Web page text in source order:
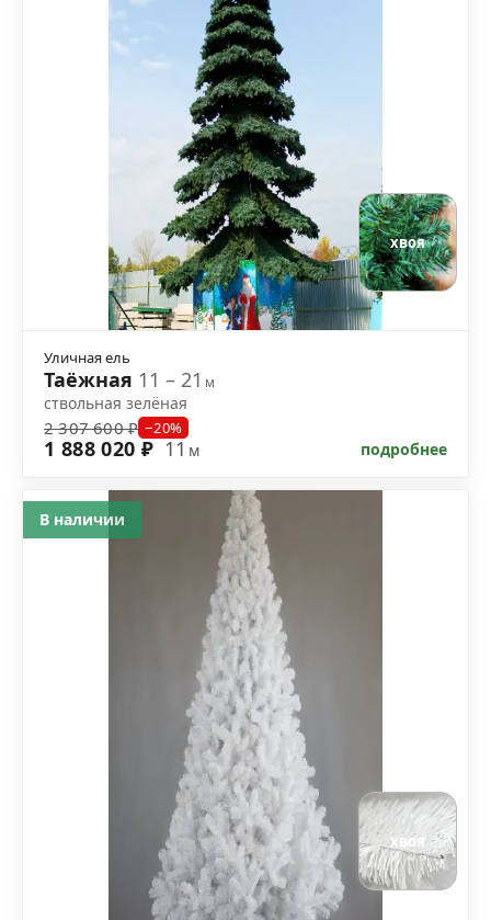
хвоя
Уличная ель
Таёжная 11 – 21м
ствольная зелёная
2 307 600 ₽ −20%
1 888 020 ₽ 11 м подробнее
хвоя
В наличии